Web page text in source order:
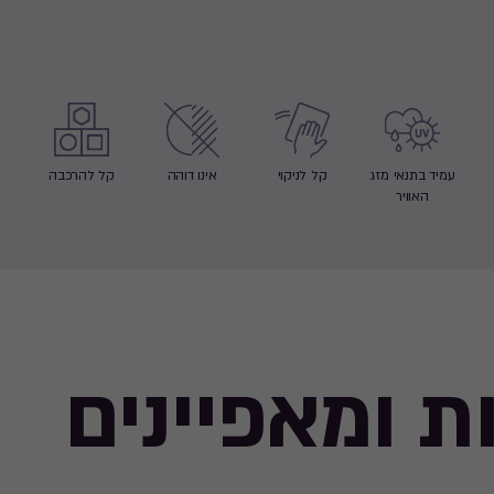
עמיד בתנאי מזג
האוויר
קל לניקוי אינו דוהה קל להרכבה
ומאפיינים